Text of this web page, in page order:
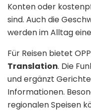
Konten oder
sind. Auch die
werden im Alltag
Für Reisen bietet
Translation. Die
und ergänzt
Informationen.
regionalen Speisen